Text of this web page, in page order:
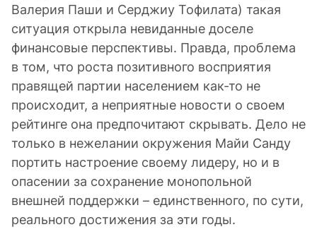
Валерия Паши и Серджиу Тофилата) такая
ситуация открыла невиданные доселе
финансовые перспективы. Правда, проблема
в том, что роста позитивного восприятия
правящей партии населением как-то не
происходит, а неприятные новости о своем
рейтинге она предпочитают скрывать. Дело не
только в нежелании окружения Майи Санду
портить настроение своему лидеру, но и в
опасении за сохранение монопольной
внешней поддержки – единственного, по сути,
реального достижения за эти годы.